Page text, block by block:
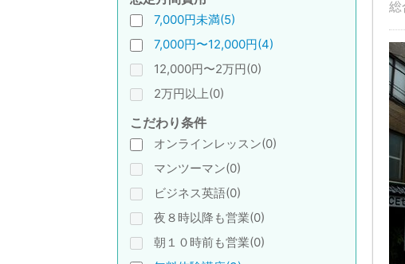
7,000円未満(5)
7,000円〜12,000円(4)
12,000円〜2万円(0)
2万円以上(0)
こだわり条件
オンラインレッスン(0)
マンツーマン(0)
ビジネス英語(0)
夜８時以降も営業(0)
朝１０時前も営業(0)
総